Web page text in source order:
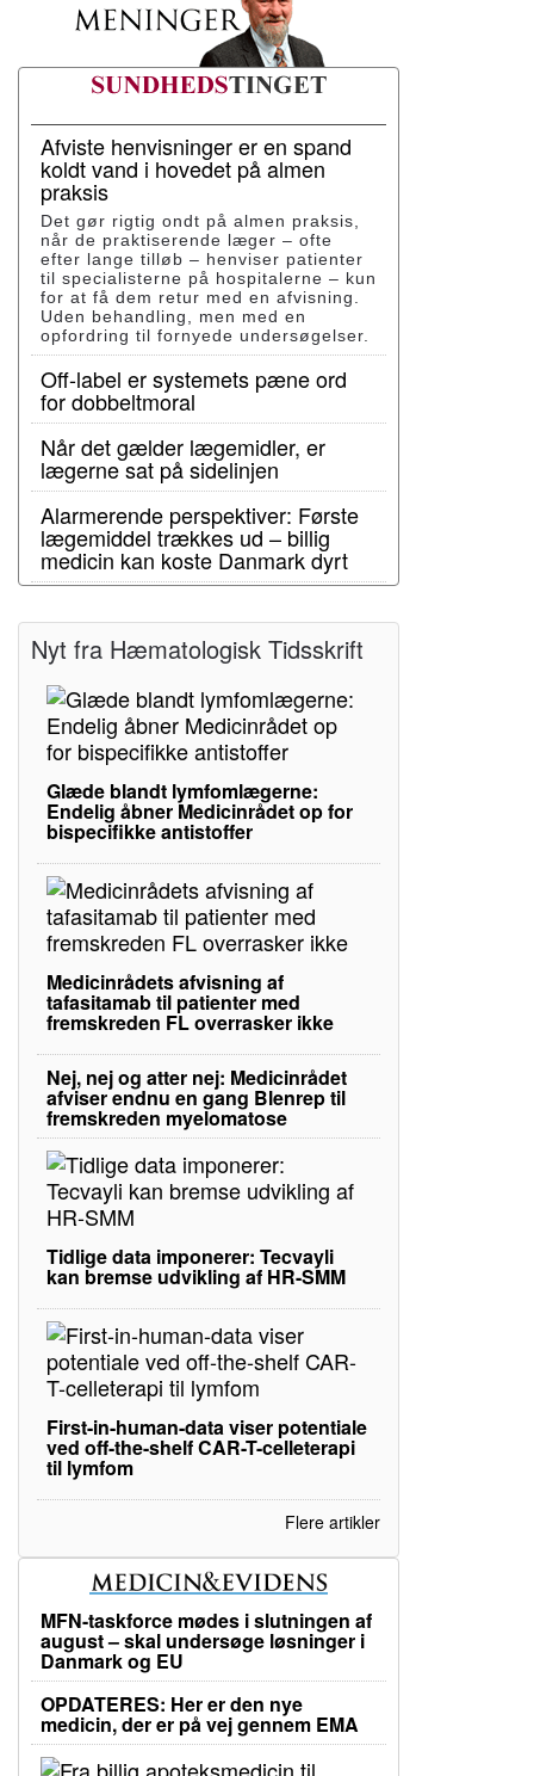
Afviste henvisninger er en spand
koldt vand i hovedet på almen
praksis
Det gør rigtig ondt på almen praksis,
når de praktiserende læger – ofte
efter lange tilløb – henviser patienter
til specialisterne på hospitalerne – kun
for at få dem retur med en afvisning.
Uden behandling, men med en
opfordring til fornyede undersøgelser.
Off-label er systemets pæne ord
for dobbeltmoral
Når det gælder lægemidler, er
lægerne sat på sidelinjen
Alarmerende perspektiver: Første
lægemiddel trækkes ud – billig
medicin kan koste Danmark dyrt
Nyt fra Hæmatologisk Tidsskrift
Glæde blandt lymfomlægerne:
Endelig åbner Medicinrådet op for
bispecifikke antistoffer
Medicinrådets afvisning af
tafasitamab til patienter med
fremskreden FL overrasker ikke
Nej, nej og atter nej: Medicinrådet
afviser endnu en gang Blenrep til
fremskreden myelomatose
Tidlige data imponerer: Tecvayli
kan bremse udvikling af HR-SMM
First-in-human-data viser potentiale
ved off-the-shelf CAR-T-celleterapi
til lymfom
Flere artikler
MFN-taskforce mødes i slutningen af
august – skal undersøge løsninger i
Danmark og EU
OPDATERES: Her er den nye
medicin, der er på vej gennem EMA